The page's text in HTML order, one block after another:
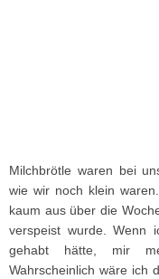
Milchbrötle waren bei
wie wir noch klein
kaum aus über die
verspeist wurde. Wenn
gehabt hätte, mir
Wahrscheinlich wäre ich